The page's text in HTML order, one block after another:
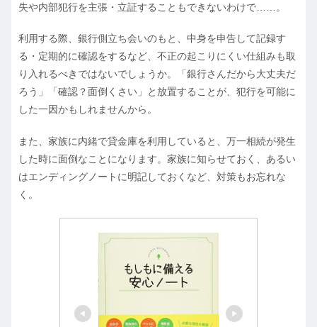
失や内部犯行を主張・立証することもできないわけで……。
利用する際、銀行側立ち会いのもと、中身を申告して記録す
る・定期的に確認をするなど、不正の起こりにくい仕組みも取
り入れるべきではないでしょうか。「銀行さんだから大丈夫だ
ろう」「確認？面倒くさい」と放置することが、犯行を可能に
した一因かもしれませんから。
また、家族に内緒で貸金庫を利用していると、万一相続が発生
した時に面倒なことになります。家族に知らせておく、あるい
はエンディングノートに明記しておくなど、対策もお忘れな
く。